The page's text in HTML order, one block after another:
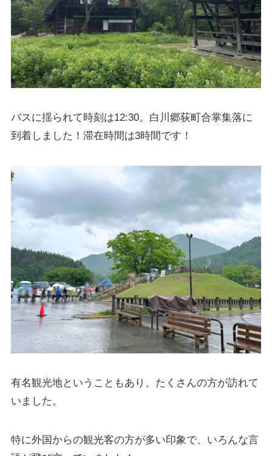
バスに揺られて時刻は12:30。白川郷荻町合掌集落に
到着しました！滞在時間は3時間です！
有名観光地ということもあり、たくさんの方が訪れて
いました。
特に外国からの観光客の方が多い印象で、いろんな言